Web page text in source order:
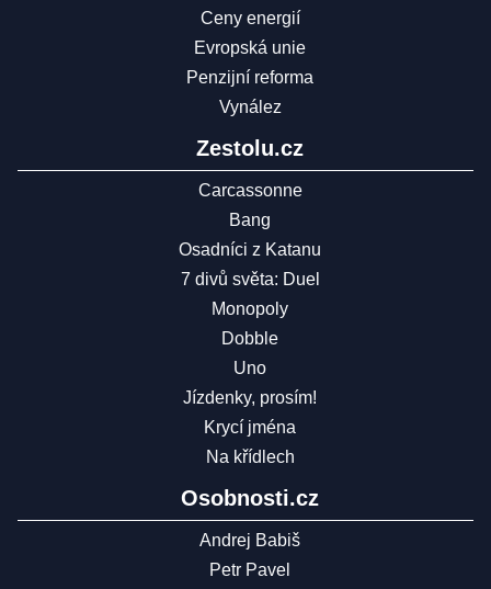
Ceny energií
Evropská unie
Penzijní reforma
Vynález
Zestolu.cz
Carcassonne
Bang
Osadníci z Katanu
7 divů světa: Duel
Monopoly
Dobble
Uno
Jízdenky, prosím!
Krycí jména
Na křídlech
Osobnosti.cz
Andrej Babiš
Petr Pavel